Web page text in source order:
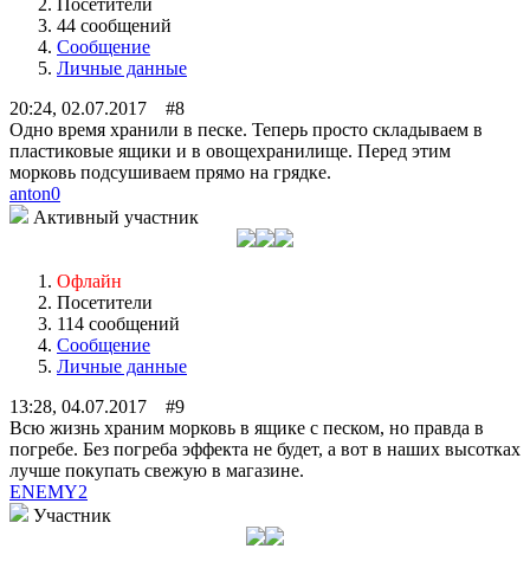
Посетители
44 сообщений
Сообщение
Личные данные
20:24, 02.07.2017 #8
Одно время хранили в песке. Теперь просто складываем в
пластиковые ящики и в овощехранилище. Перед этим
морковь подсушиваем прямо на грядке.
anton0
Активный участник
Офлайн
Посетители
114 сообщений
Сообщение
Личные данные
13:28, 04.07.2017 #9
Всю жизнь храним морковь в ящике с песком, но правда в
погребе. Без погреба эффекта не будет, а вот в наших высотках
лучше покупать свежую в магазине.
ENEMY2
Участник